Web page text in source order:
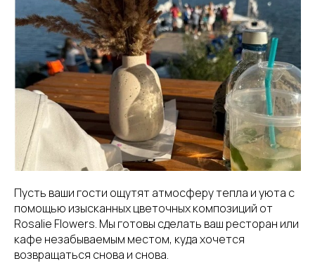
Пусть ваши гости ощутят атмосферу тепла и уюта с
помощью изысканных цветочных композиций от
Rosalie Flowers. Мы готовы сделать ваш ресторан или
кафе незабываемым местом, куда хочется
возвращаться снова и снова.